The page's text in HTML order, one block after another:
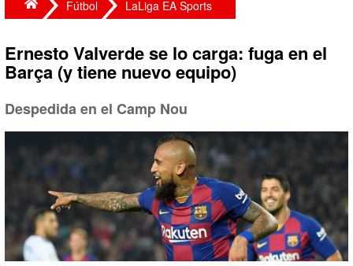
Fútbol LaLiga EA Sports
Ernesto Valverde se lo carga: fuga en el
Barça (y tiene nuevo equipo)
Despedida en el Camp Nou